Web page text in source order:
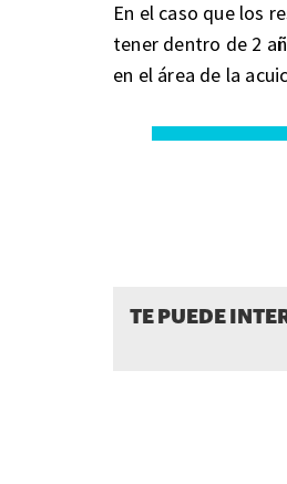
En el caso que los
tener dentro de 2
en el área de la
TE PUEDE